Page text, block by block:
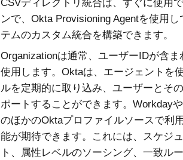
CSVディレクトリ統合は、すぐに使用
ンで、 OktaProvisioning Agentを使用し
テムのカスタム統合を構築できます。
Organizationは通常、ユーザーIDが含ま
使用します。 Oktaは、エージェントを
ルを定期的に取り込み、ユーザーとそ
ポートすることができます。Workday
のほかのOktaプロファイルソースで利
能が期待できます。これには、スケジ
ト、属性レベルのソーシング、一致ル